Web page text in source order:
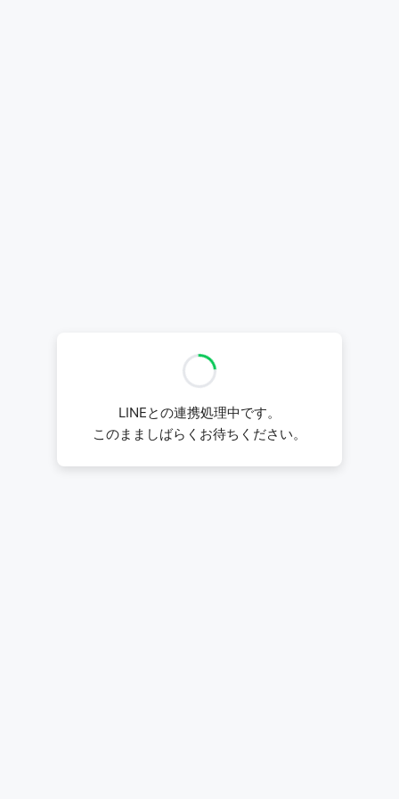
LINEとの連携処理中です。
このまましばらくお待ちください。